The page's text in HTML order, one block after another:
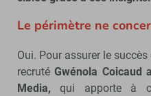
Le périmètre ne
Oui. Pour assurer le
recrutéGwénola Coicaud
Media, qui apporte à